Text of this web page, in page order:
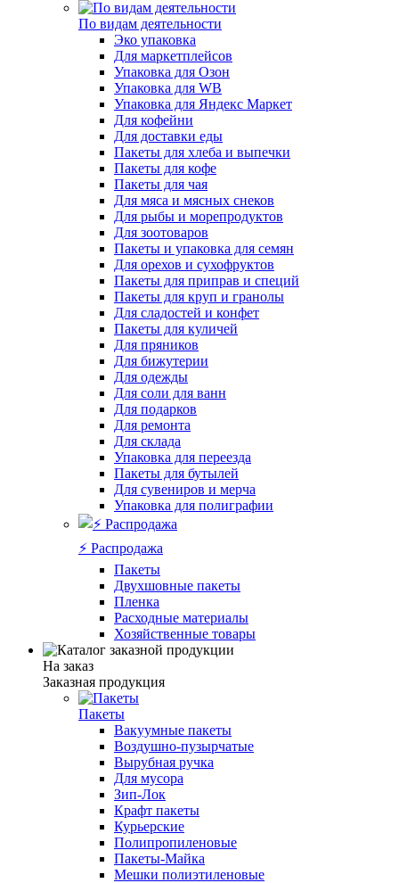
По видам деятельности
Эко упаковка
Для маркетплейсов
Упаковка для Озон
Упаковка для WB
Упаковка для Яндекс Маркет
Для кофейни
Для доставки еды
Пакеты для хлеба и выпечки
Пакеты для кофе
Пакеты для чая
Для мяса и мясных снеков
Для рыбы и морепродуктов
Для зоотоваров
Пакеты и упаковка для семян
Для орехов и сухофруктов
Пакеты для приправ и специй
Пакеты для круп и гранолы
Для сладостей и конфет
Пакеты для куличей
Для пряников
Для бижутерии
Для одежды
Для соли для ванн
Для подарков
Для ремонта
Для склада
Упаковка для переезда
Пакеты для бутылей
Для сувениров и мерча
Упаковка для полиграфии
⚡️ Распродажа
Пакеты
Двухшовные пакеты
Пленка
Расходные материалы
Хозяйственные товары
На заказ
Заказная продукция
Пакеты
Вакуумные пакеты
Воздушно-пузырчатые
Вырубная ручка
Для мусора
Зип-Лок
Крафт пакеты
Курьерские
Полипропиленовые
Пакеты-Майка
Мешки полиэтиленовые